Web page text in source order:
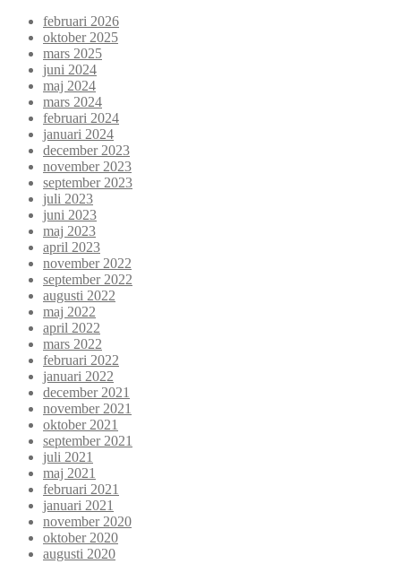
februari 2026
oktober 2025
mars 2025
juni 2024
maj 2024
mars 2024
februari 2024
januari 2024
december 2023
november 2023
september 2023
juli 2023
juni 2023
maj 2023
april 2023
november 2022
september 2022
augusti 2022
maj 2022
april 2022
mars 2022
februari 2022
januari 2022
december 2021
november 2021
oktober 2021
september 2021
juli 2021
maj 2021
februari 2021
januari 2021
november 2020
oktober 2020
augusti 2020